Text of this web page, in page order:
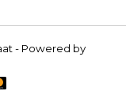
- Powered by